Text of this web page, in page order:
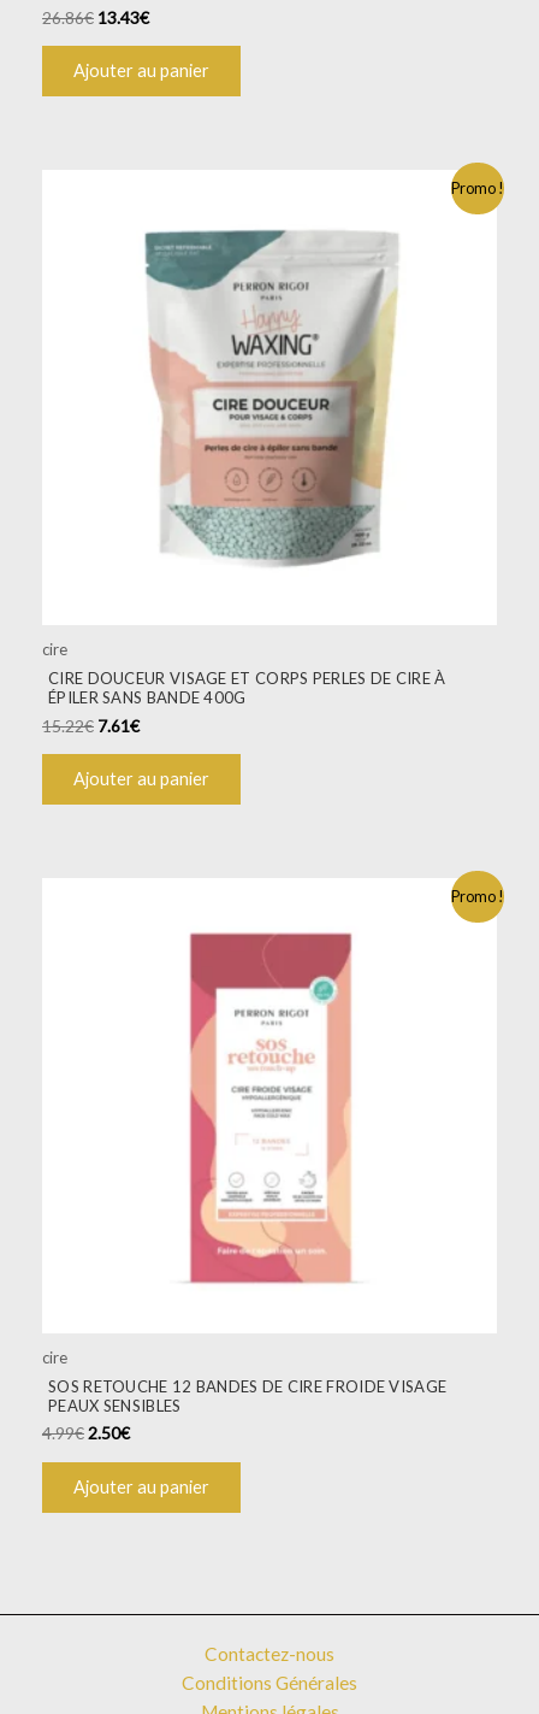
26.86€ 13.43€
Ajouter au panier
Promo !
cire
CIRE DOUCEUR VISAGE ET CORPS PERLES DE CIRE À
ÉPILER SANS BANDE 400G
15.22€ 7.61€
Ajouter au panier
Promo !
cire
SOS RETOUCHE 12 BANDES DE CIRE FROIDE VISAGE
PEAUX SENSIBLES
4.99€2.50€
Ajouter au panier
Contactez-nous
Conditions Générales